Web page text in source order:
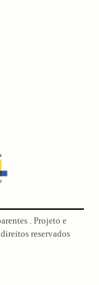
. Projeto e
direitos reservados